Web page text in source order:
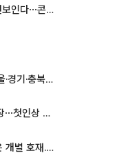
빅뱅, 20주년 기념 '새 뱅봉' 선보인다⋯콘서트 앞두고 팝업 개최
등 추가 압수수색
‘나솔사계’ 국화, 결별 후 재등장⋯첫인상 투표 휩쓸고 ‘인기녀’ 등극
[증시키워드] 반도체 충격 뚫은 개별 호재...포스코퓨처엠·에코프로·한화솔루션 '눈길'